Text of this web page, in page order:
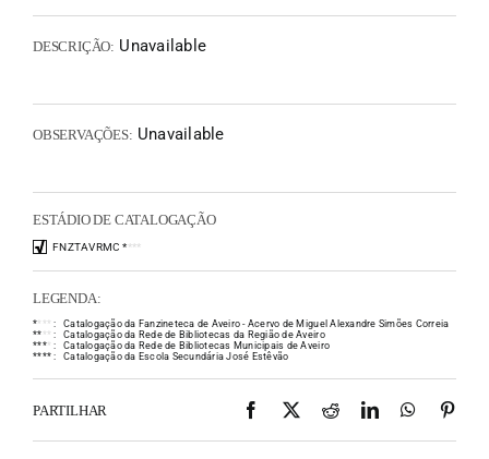
DESCRIÇÃO: Unavailable
OBSERVAÇÕES: Unavailable
ESTÁDIO DE CATALOGAÇÃO
FNZTAVRMC ****
LEGENDA:
** * * :
Catalogação da Fanzineteca de Aveiro - Acervo de Miguel Alexandre Simões Correia
** * * :
Catalogação da Rede de Bibliotecas da Região de Aveiro
**** :
Catalogação da Rede de Bibliotecas Municipais de Aveiro
**** : Catalogação da Escola Secundária José Estêvão
PARTILHAR Facebook
X RedditLinkedIn